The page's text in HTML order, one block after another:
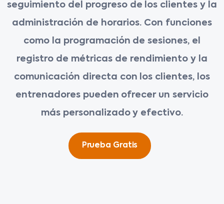
seguimiento del progreso de los clientes y la
administración de horarios. Con funciones
como la programación de sesiones, el
registro de métricas de rendimiento y la
comunicación directa con los clientes, los
entrenadores pueden ofrecer un servicio
más personalizado y efectivo.
Prueba Gratis